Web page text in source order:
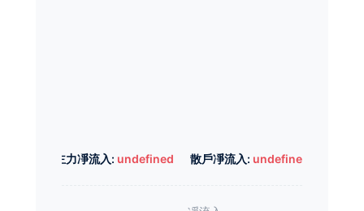
主力凈流入: undefined 散戶凈流入: undefined